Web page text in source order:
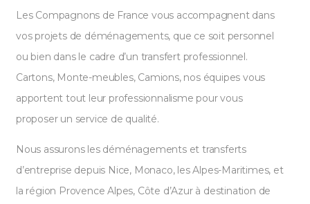
Les Compagnons de France vous accompagnent dans
vos projets de déménagements, que ce soit personnel
ou bien dans le cadre d’un transfert professionnel.
Cartons, Monte-meubles, Camions, nos équipes vous
apportent tout leur professionnalisme pour vous
proposer un service de qualité.
Nous assurons les déménagements et transferts
d’entreprise depuis Nice, Monaco, les Alpes-Maritimes, et
la région Provence Alpes, Côte d’Azur à destination de